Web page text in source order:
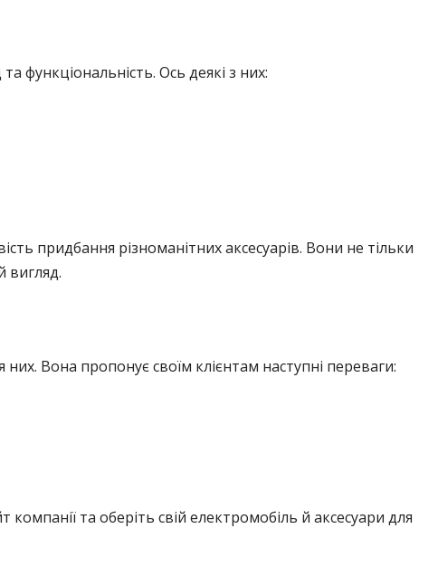
функціональність. Ось деякі з них:
придбання різноманітних аксесуарів. Вони не тільки
вигляд.
них. Вона пропонує своїм клієнтам наступні переваги:
та оберіть свій електромобіль й аксесуари для